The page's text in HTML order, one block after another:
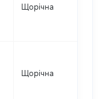
Щорічна
Щорічна